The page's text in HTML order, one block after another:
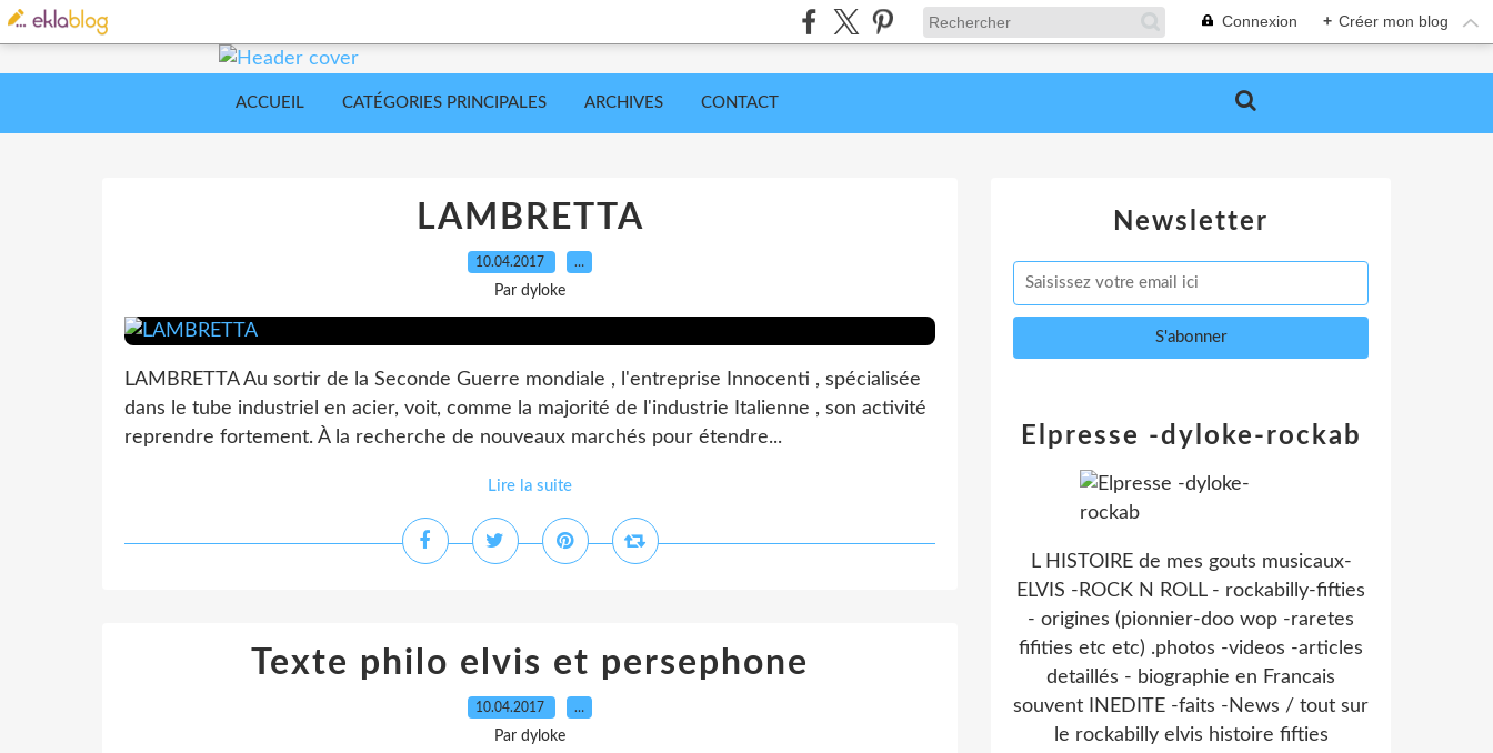
Connexion + Créer mon blog
ACCUEIL CATÉGORIES PRINCIPALES ARCHIVES CONTACT
LAMBRETTA
10.04.2017 …
Par dyloke
LAMBRETTA Au sortir de la Seconde Guerre mondiale , l'entreprise Innocenti , spécialisée
dans le tube industriel en acier, voit, comme la majorité de l'industrie Italienne , son activité
reprendre fortement. À la recherche de nouveaux marchés pour étendre...
Lire la suite
Texte philo elvis et persephone
10.04.2017 …
Par dyloke
Newsletter
Elpresse -dyloke-rockab
L HISTOIRE de mes gouts musicaux-
ELVIS -ROCK N ROLL - rockabilly-fifties
- origines (pionnier-doo wop -raretes
fifities etc etc) .photos -videos -articles
detaillés - biographie en Francais
souvent INEDITE -faits -News / tout sur
le rockabilly elvis histoire fifties